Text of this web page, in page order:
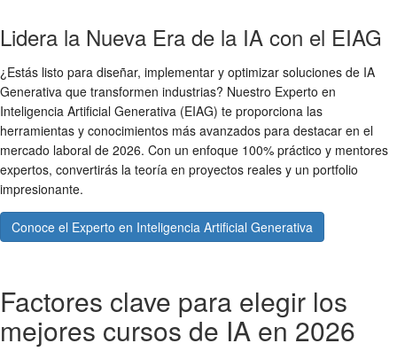
Lidera la Nueva Era de la IA con el EIAG
¿Estás listo para diseñar, implementar y optimizar soluciones de IA
Generativa que transformen industrias? Nuestro Experto en
Inteligencia Artificial Generativa (EIAG) te proporciona las
herramientas y conocimientos más avanzados para destacar en el
mercado laboral de 2026. Con un enfoque 100% práctico y mentores
expertos, convertirás la teoría en proyectos reales y un portfolio
impresionante.
Conoce el Experto en Inteligencia Artificial Generativa
Factores clave para elegir los
mejores cursos de IA en 2026